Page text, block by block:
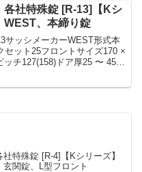
...各社特殊錠 [R-13]【Kシ
WEST、本締り錠
サッシメーカーWEST形式本
セット25フロントサイズ170 ×
ッチ127(158)ドア厚25 〜 45フ
社特殊錠 [R-4]【Kシリーズ】
玄関錠、L型フロント